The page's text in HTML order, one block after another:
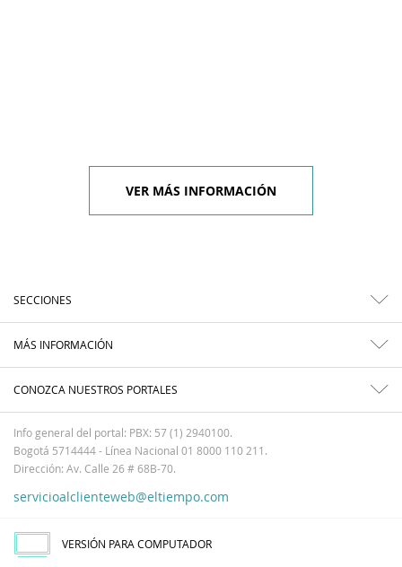
VER MÁS INFORMACIÓN
SECCIONES
MÁS INFORMACIÓN
CONOZCA NUESTROS PORTALES
Info general del portal: PBX: 57 (1) 2940100.
Bogotá 5714444 - Línea Nacional 01 8000 110 211.
Dirección: Av. Calle 26 # 68B-70.
servicioalclienteweb@eltiempo.com
VERSIÓN PARA COMPUTADOR